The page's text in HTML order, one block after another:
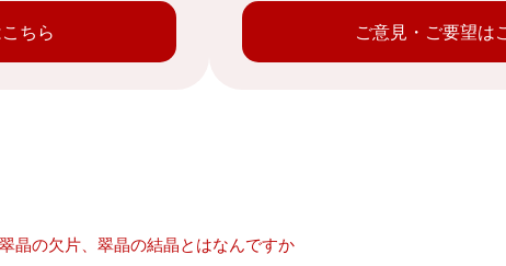
ちら ご意見・ご要望は
晶の欠片、翠晶の結晶とはなんですか